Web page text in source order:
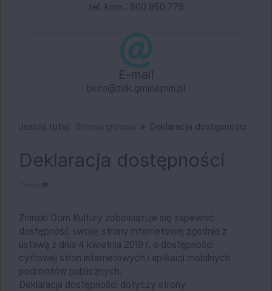
tel. kom.: 600 950 779
E-mail
biuro@zdk.gminaznin.pl
Jesteś tutaj: Strona główna Deklaracja dostępności
Deklaracja dostępności
Żniński Dom Kultury zobowiązuje się zapewnić
dostępność swojej strony internetowej zgodnie z
ustawą z dnia 4 kwietnia 2019 r. o dostępności
cyfrowej stron internetowych i aplikacji mobilnych
podmiotów publicznych.
Deklaracja dostępności dotyczy strony